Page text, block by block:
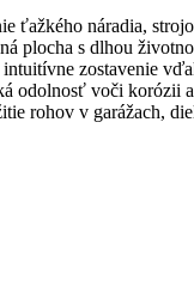
ťažkého náradia,
plocha s dlhou
zostavenie
odolnosť voči korózii
rohov v garážach,